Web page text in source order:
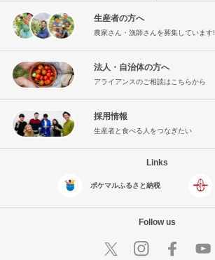
生産者の方へ
農家さん・漁師さんを募集しています!
法人・自治体の方へ
アライアンスのご相談はこちらから
採用情報
生産者と食べる人をつなぎたい
Links
ポケマルふるさと納税
Follow us